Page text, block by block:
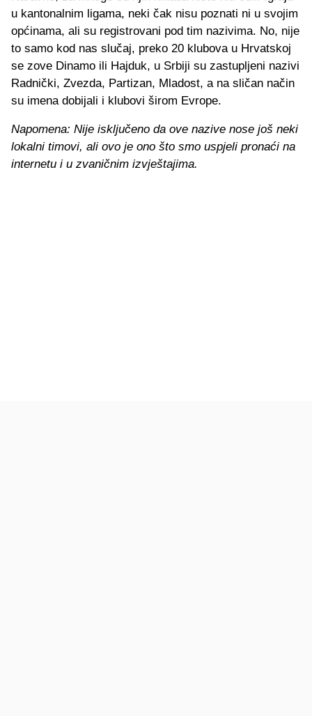
u kantonalnim ligama, neki čak nisu poznati ni u svojim
općinama, ali su registrovani pod tim nazivima. No, nije
to samo kod nas slučaj, preko 20 klubova u Hrvatskoj
se zove Dinamo ili Hajduk, u Srbiji su zastupljeni nazivi
Radnički, Zvezda, Partizan, Mladost, a na sličan način
su imena dobijali i klubovi širom Evrope.
Napomena: Nije isključeno da ove nazive nose još neki
lokalni timovi, ali ovo je ono što smo uspjeli pronaći na
internetu i u zvaničnim izvještajima.